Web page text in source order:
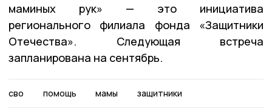
маминых рук» — это инициатива
регионального филиала фонда «Защитники
Отечества». Следующая встреча
запланирована на сентябрь.
сво помощь мамы защитники